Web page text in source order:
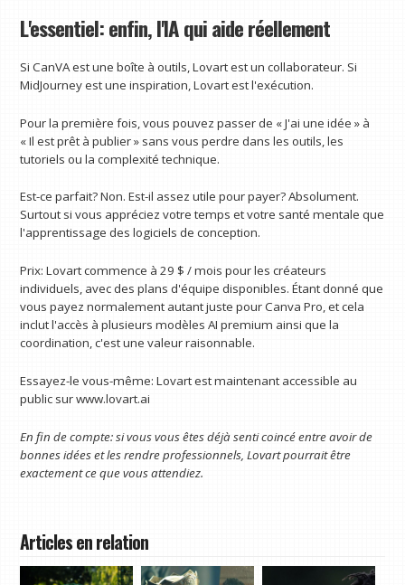
L'essentiel: enfin, l'IA qui aide réellement
Si CanVA est une boîte à outils, Lovart est un collaborateur. Si
MidJourney est une inspiration, Lovart est l'exécution.
Pour la première fois, vous pouvez passer de « J'ai une idée » à
« Il est prêt à publier » sans vous perdre dans les outils, les
tutoriels ou la complexité technique.
Est-ce parfait? Non. Est-il assez utile pour payer? Absolument.
Surtout si vous appréciez votre temps et votre santé mentale que
l'apprentissage des logiciels de conception.
Prix: Lovart commence à 29 $ / mois pour les créateurs
individuels, avec des plans d'équipe disponibles. Étant donné que
vous payez normalement autant juste pour Canva Pro, et cela
inclut l'accès à plusieurs modèles AI premium ainsi que la
coordination, c'est une valeur raisonnable.
Essayez-le vous-même: Lovart est maintenant accessible au
public sur www.lovart.ai
En fin de compte: si vous vous êtes déjà senti coincé entre avoir de
bonnes idées et les rendre professionnels, Lovart pourrait être
exactement ce que vous attendiez.
Articles en relation